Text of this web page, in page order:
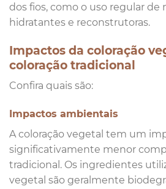
dos fios, como o uso regular de
hidratantes e reconstrutoras.
Impactos da coloração
coloração tradicional
Confira quais são:
Impactos ambientais
A coloração vegetal tem um
significativamente menor
tradicional. Os ingredientes
vegetal são geralmente